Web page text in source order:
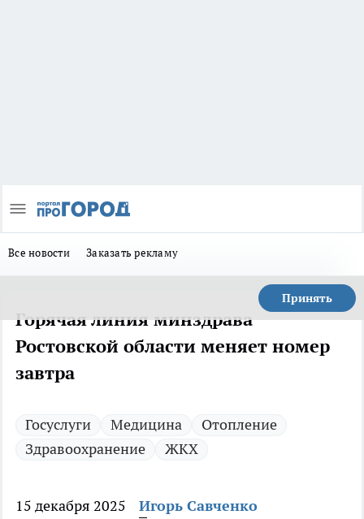
Все новости Заказать рекламу
Принять
Горячая линия минздрава
Ростовской области меняет номер
завтра
Госуслуги Медицина
Отопление
Здравоохранение
ЖКХ
15 декабря 2025
Игорь Савченко